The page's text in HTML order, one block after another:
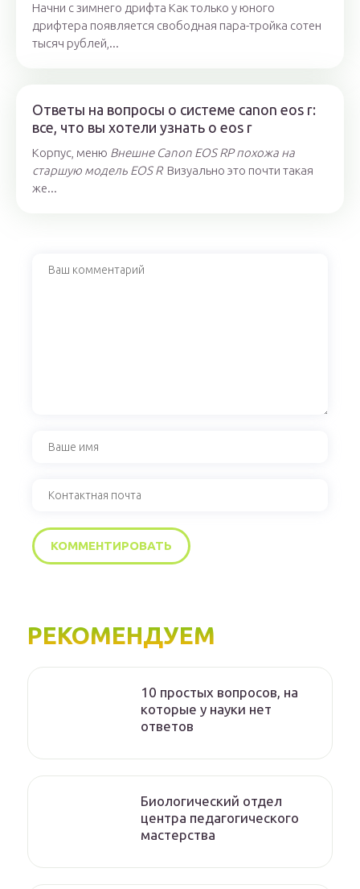
Начни с зимнего дрифта Как только у юного
дрифтера появляется свободная пара-тройка сотен
тысяч рублей,...
Ответы на вопросы о системе canon eos r:
все, что вы хотели узнать о eos r
Корпус, меню Внешне Canon EOS RP похожа на
старшую модель EOS RВизуально это почти такая
же...
РЕКОМЕНДУЕМ
10 простых вопросов, на
которые у науки нет
ответов
Биологический отдел
центра педагогического
мастерства